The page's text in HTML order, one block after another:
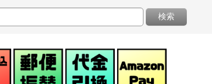
検索